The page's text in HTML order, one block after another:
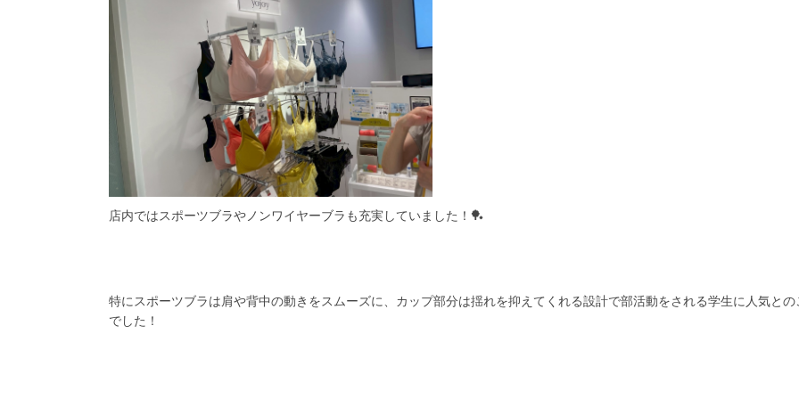
店内ではスポーツブラやノンワイヤーブラも充実していました！🏓
特にスポーツブラは肩や背中の動きをスムーズに、カップ部分は揺れを抑えてくれる設計で部活動をされる学生に人気との
でした！